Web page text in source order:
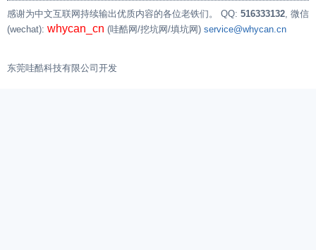
感谢为中文互联网持续输出优质内容的各位老铁们。 QQ: 516333132, 微信
(wechat): whycan_cn (哇酷网/挖坑网/填坑网) service@whycan.cn
东莞哇酷科技有限公司开发